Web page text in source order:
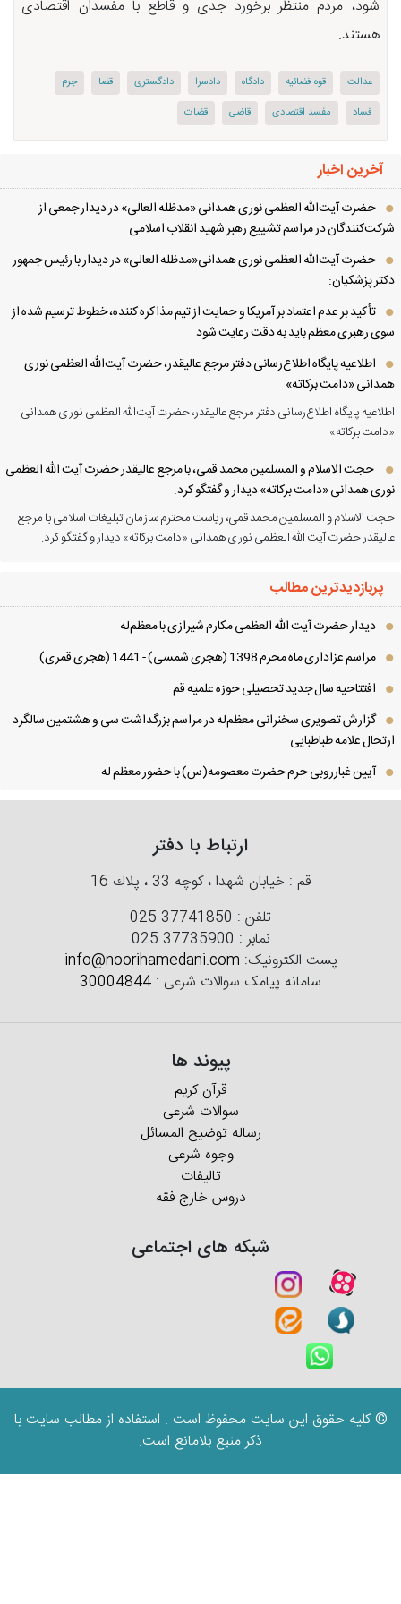
شود، مردم منتظر برخورد جدی و قاطع با مفسدان اقتصادی
هستند.
عدالت قوه فضائیه دادگاه دادسرا دادگستری قضا
جرم
فساد
مفسد اقتصادی قاضی قضات
آخرین اخبار
حضرت آیت‌الله العظمی نوری همدانی «مدظله العالی» در دیدار جمعی از
در مراسم تشییع رهبر شهید انقلاب اسلامی
حضرت آیت‌الله العظمی نوری همدانی«مدظله العالی» در دیدار با رئیس جمهور
پزشکیان:
تأکید بر عدم اعتماد بر آمریکا و حمایت از تیم مذاکره کننده، خطوط ترسیم شده از
رهبری معظم باید به دقت رعایت شود
اطلاعیه پایگاه اطلاع‌رسانی دفتر مرجع عالیقدر، حضرت آیت‌الله العظمی نوری
«دامت برکاته»
پایگاه اطلاع‌رسانی دفتر مرجع عالیقدر، حضرت آیت‌الله العظمی نوری همدانی
برکاته»
حجت الاسلام و المسلمین محمد قمی، با مرجع عالیقدر حضرت آیت الله العظمی
همدانی «دامت برکاته» دیدار و گفتگو کرد.
الاسلام و المسلمین محمد قمی، ریاست محترم سازمان تبلیغات اسلامی با مرجع
حضرت آیت الله العظمی نوری همدانی «دامت برکاته» دیدار و گفتگو کرد.
پربازدیدترین مطالب
دیدار حضرت آیت الله العظمی مكارم شیرازی با معظم‌له
مراسم عزاداری ماه محرم 1398 (هجری شمسی) - 1441 (هجری قمری)
افتتاحیه سال جدید تحصیلی حوزه علمیه قم
گزارش تصویری سخنرانی معظم‌له در مراسم بزرگداشت سی و هشتمین سالگرد
علامه طباطبایی
آیین غبارروبی حرم حضرت معصومه(س) با حضور معظم له
ارتباط با دفتر
قم : خیابان شهدا ، كوچه 33 ، پلاك 16
تلفن :025 37741850
نمابر :025 37735900
پست الکترونیک:info@noorihamedani.com
سامانه پیامک سوالات شرعی : 30004844
پیوند ها
قرآن کریم
سوالات شرعی
رساله توضیح المسائل
وجوه شرعی
تالیفات
دروس خارج فقه
شبکه های اجتماعی
© کلیه حقوق این سایت محفوظ است . استفاده از مطالب سایت با
ذکر منبع بلامانع است.